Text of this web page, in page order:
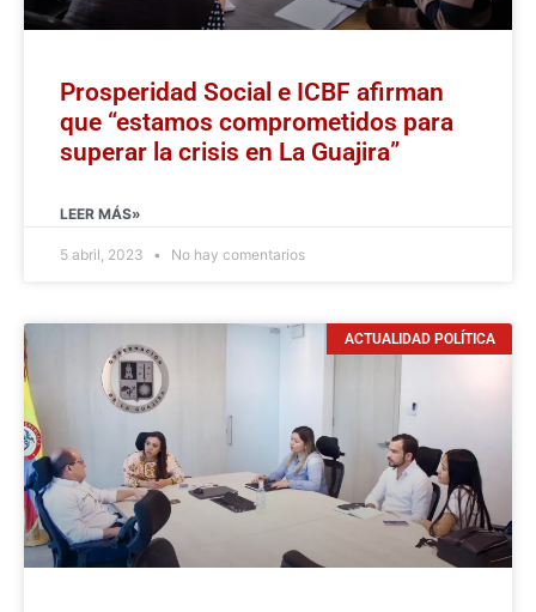
Prosperidad Social e ICBF afirman
que “estamos comprometidos para
superar la crisis en La Guajira”
LEER MÁS»
5 abril, 2023 No hay comentarios
ACTUALIDAD POLÍTICA